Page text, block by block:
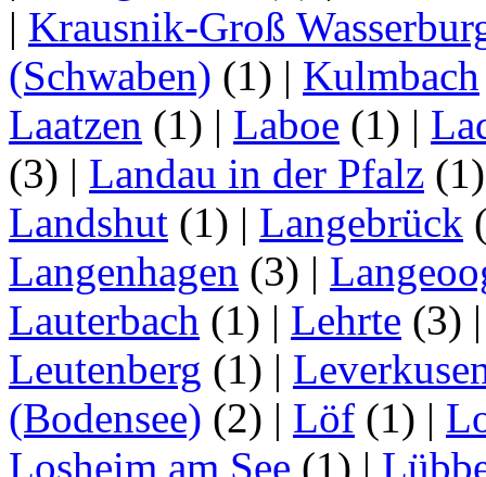
| Krausnik-Groß
(Schwaben) (1) | Kulmbach
Laatzen (1) | Laboe (1) |
(3) | Landau in der Pfalz
Landshut (1) | Langebrück
Langenhagen (3) |
Lauterbach (1) | Lehrte (3)
Leutenberg (1) |
(Bodensee) (2) | Löf (1) |
Losheim am See (1) |